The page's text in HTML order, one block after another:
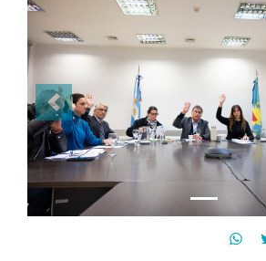
Previous
